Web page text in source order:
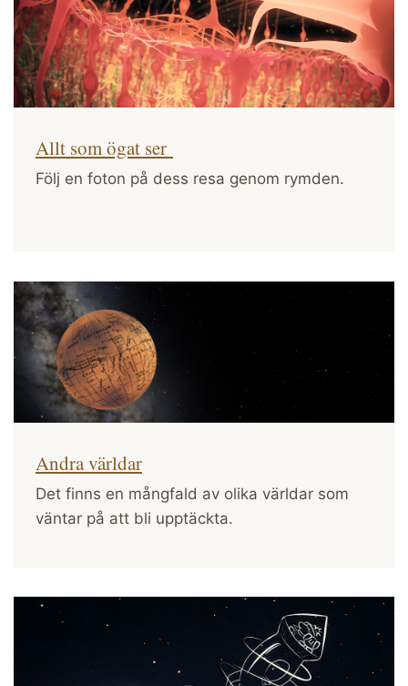
Allt som ögat ser
Följ en foton på dess resa genom rymden.
Andra världar
Det finns en mångfald av olika världar som
väntar på att bli upptäckta.